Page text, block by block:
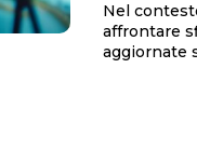
Nel
affrontare
aggiornate